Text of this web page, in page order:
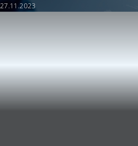
27.11.2023